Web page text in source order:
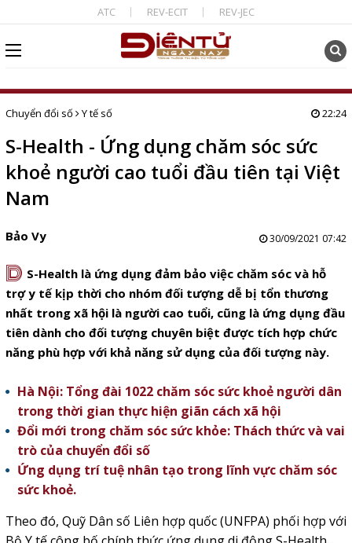
ATC REV-ECIT REV-JEC
Chuyển đổi số Y tế số 22:24
S-Health - Ứng dụng chăm sóc sức
khoẻ người cao tuổi đầu tiên tại Việt
Nam
Bảo Vy 30/09/2021 07:42
D S-Health là ứng dụng đảm bảo việc chăm sóc và hỗ
trợ y tế kịp thời cho nhóm đối tượng dễ bị tổn thương
nhất trong xã hội là người cao tuổi, cũng là ứng dụng đầu
tiên dành cho đối tượng chuyên biệt được tích hợp chức
năng phù hợp với khả năng sử dụng của đối tượng này.
Hà Nội: Tổng đài 1022 chăm sóc sức khoẻ người dân
trong thời gian thực hiện giãn cách xã hội
Đổi mới trong chăm sóc sức khỏe: Thách thức và vai
trò của chuyển đổi số
Ứng dụng trí tuệ nhân tạo trong lĩnh vực chăm sóc
sức khoẻ.
Theo đó, Quỹ Dân số Liên hợp quốc (UNFPA) phối hợp với